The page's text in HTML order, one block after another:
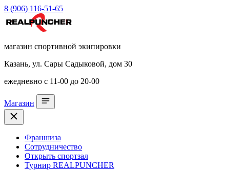
8 (906) 116-51-65
магазин спортивной экипировки
Казань, ул. Сары Садыковой, дом 30
ежедневно с 11-00 до 20-00
Магазин
Франшиза
Сотрудничество
Открыть спортзал
Турнир REALPUNCHER